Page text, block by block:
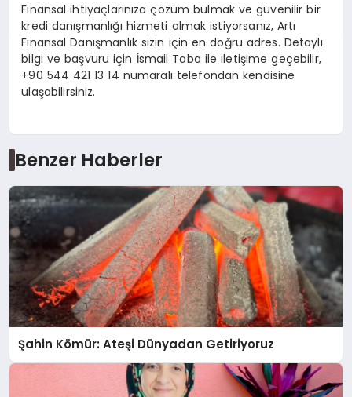
Finansal ihtiyaçlarınıza çözüm bulmak ve güvenilir bir
kredi danışmanlığı hizmeti almak istiyorsanız, Artı
Finansal Danışmanlık sizin için en doğru adres. Detaylı
bilgi ve başvuru için İsmail Taba ile iletişime geçebilir,
+90 544 421 13 14 numaralı telefondan kendisine
ulaşabilirsiniz.
Benzer Haberler
Şahin Kömür: Ateşi Dünyadan Getiriyoruz